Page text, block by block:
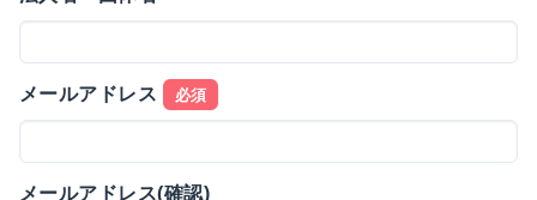
メールアドレス 必須
メールアドレス(確認)